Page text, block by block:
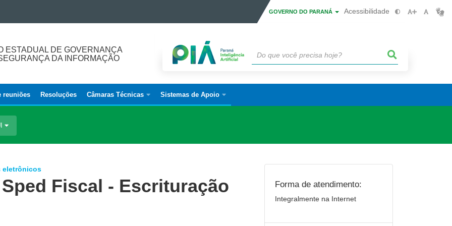
GOVERNO DO PARANÁ Acessibilidade
ESTADUAL DE GOVERNANÇA
DA INFORMAÇÃO
reuniões Resoluções Câmaras Técnicas Sistemas de Apoio
eletrônicos
Fiscal - Escrituração
Forma de atendimento:
Integralmente na Internet